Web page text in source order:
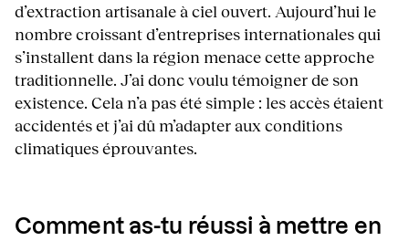
d’extraction artisanale à ciel ouvert. Aujourd’hui le
nombre croissant d’entreprises internationales qui
s’installent dans la région menace cette approche
traditionnelle. J’ai donc voulu témoigner de son
existence. Cela n’a pas été simple : les accès étaient
accidentés et j’ai dû m’adapter aux conditions
climatiques éprouvantes.
Comment as-tu réussi à mettre en